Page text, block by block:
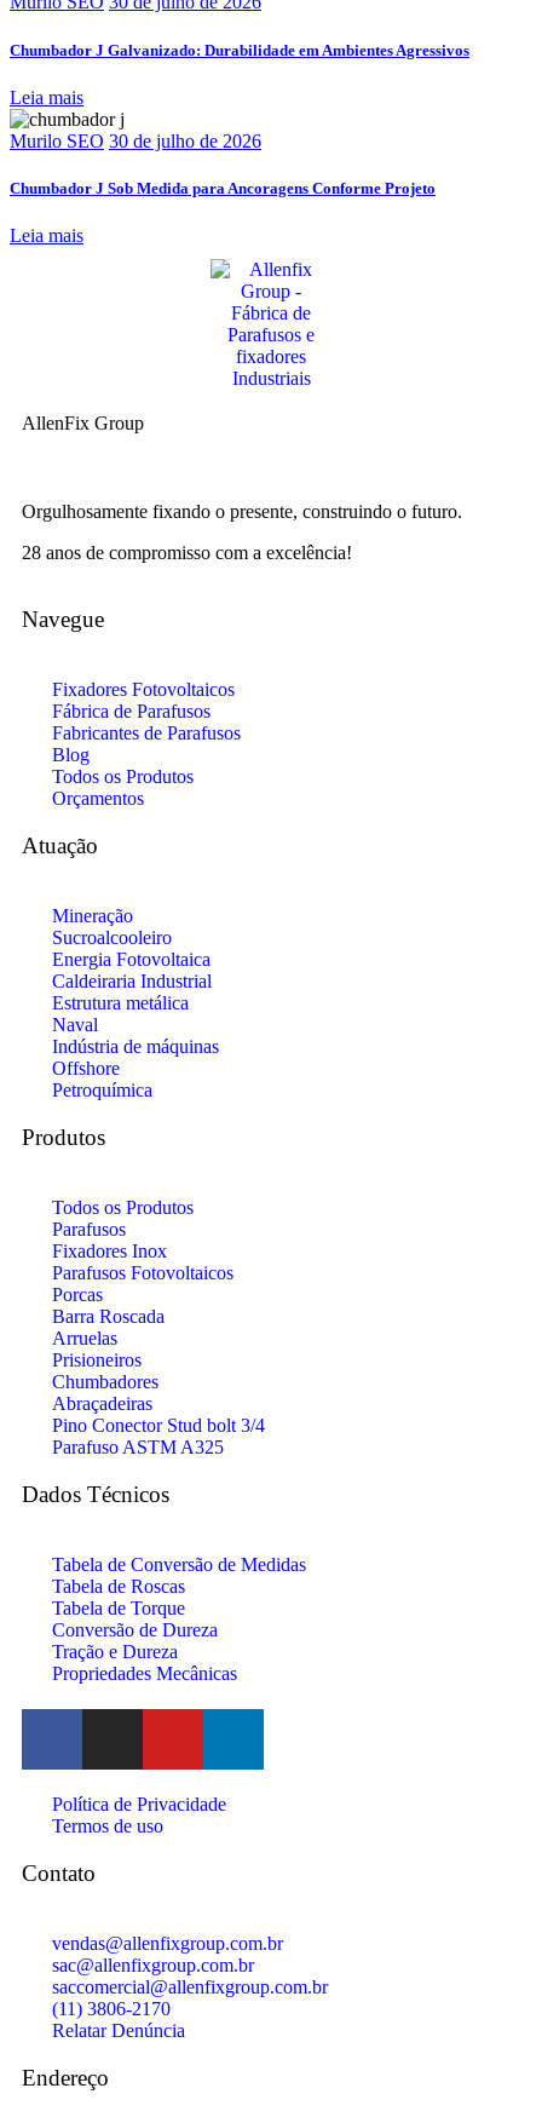
Chumbador J Galvanizado: Durabilidade em Ambientes Agressivos
Leia mais
Murilo SEO 30 de julho de 2026
Chumbador J Sob Medida para Ancoragens Conforme Projeto
Leia mais
AllenFix Group
Orgulhosamente fixando o presente, construindo o futuro.
28 anos de compromisso com a excelência!
Navegue
Fixadores Fotovoltaicos
Fábrica de Parafusos
Fabricantes de Parafusos
Blog
Todos os Produtos
Orçamentos
Atuação
Mineração
Sucroalcooleiro
Energia Fotovoltaica
Caldeiraria Industrial
Estrutura metálica
Naval
Indústria de máquinas
Offshore
Petroquímica
Produtos
Todos os Produtos
Parafusos
Fixadores Inox
Parafusos Fotovoltaicos
Porcas
Barra Roscada
Arruelas
Prisioneiros
Chumbadores
Abraçadeiras
Pino Conector Stud bolt 3/4
Parafuso ASTM A325
Dados Técnicos
Tabela de Conversão de Medidas
Tabela de Roscas
Tabela de Torque
Conversão de Dureza
Tração e Dureza
Propriedades Mecânicas
Política de Privacidade
Termos de uso
Contato
vendas@allenfixgroup.com.br
sac@allenfixgroup.com.br
saccomercial@allenfixgroup.com.br
(11) 3806-2170
Relatar Denúncia
Endereço